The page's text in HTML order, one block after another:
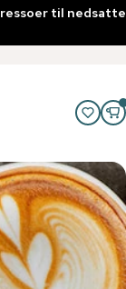
til nedsatte